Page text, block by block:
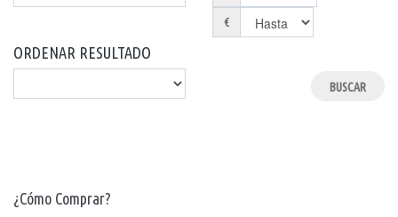
€
ORDENAR RESULTADO
¿Cómo Comprar?